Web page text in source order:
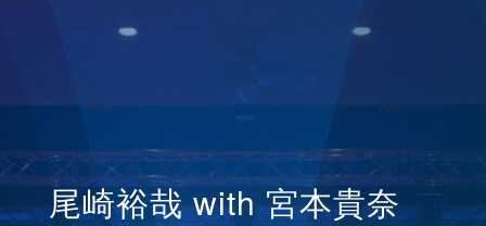
尾崎裕哉 with 宮本貴奈